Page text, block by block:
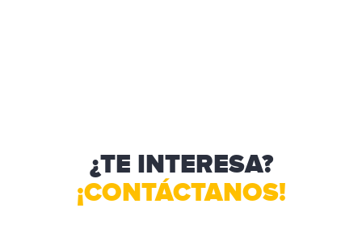
¿TE INTERESA?
¡CONTÁCTANOS!